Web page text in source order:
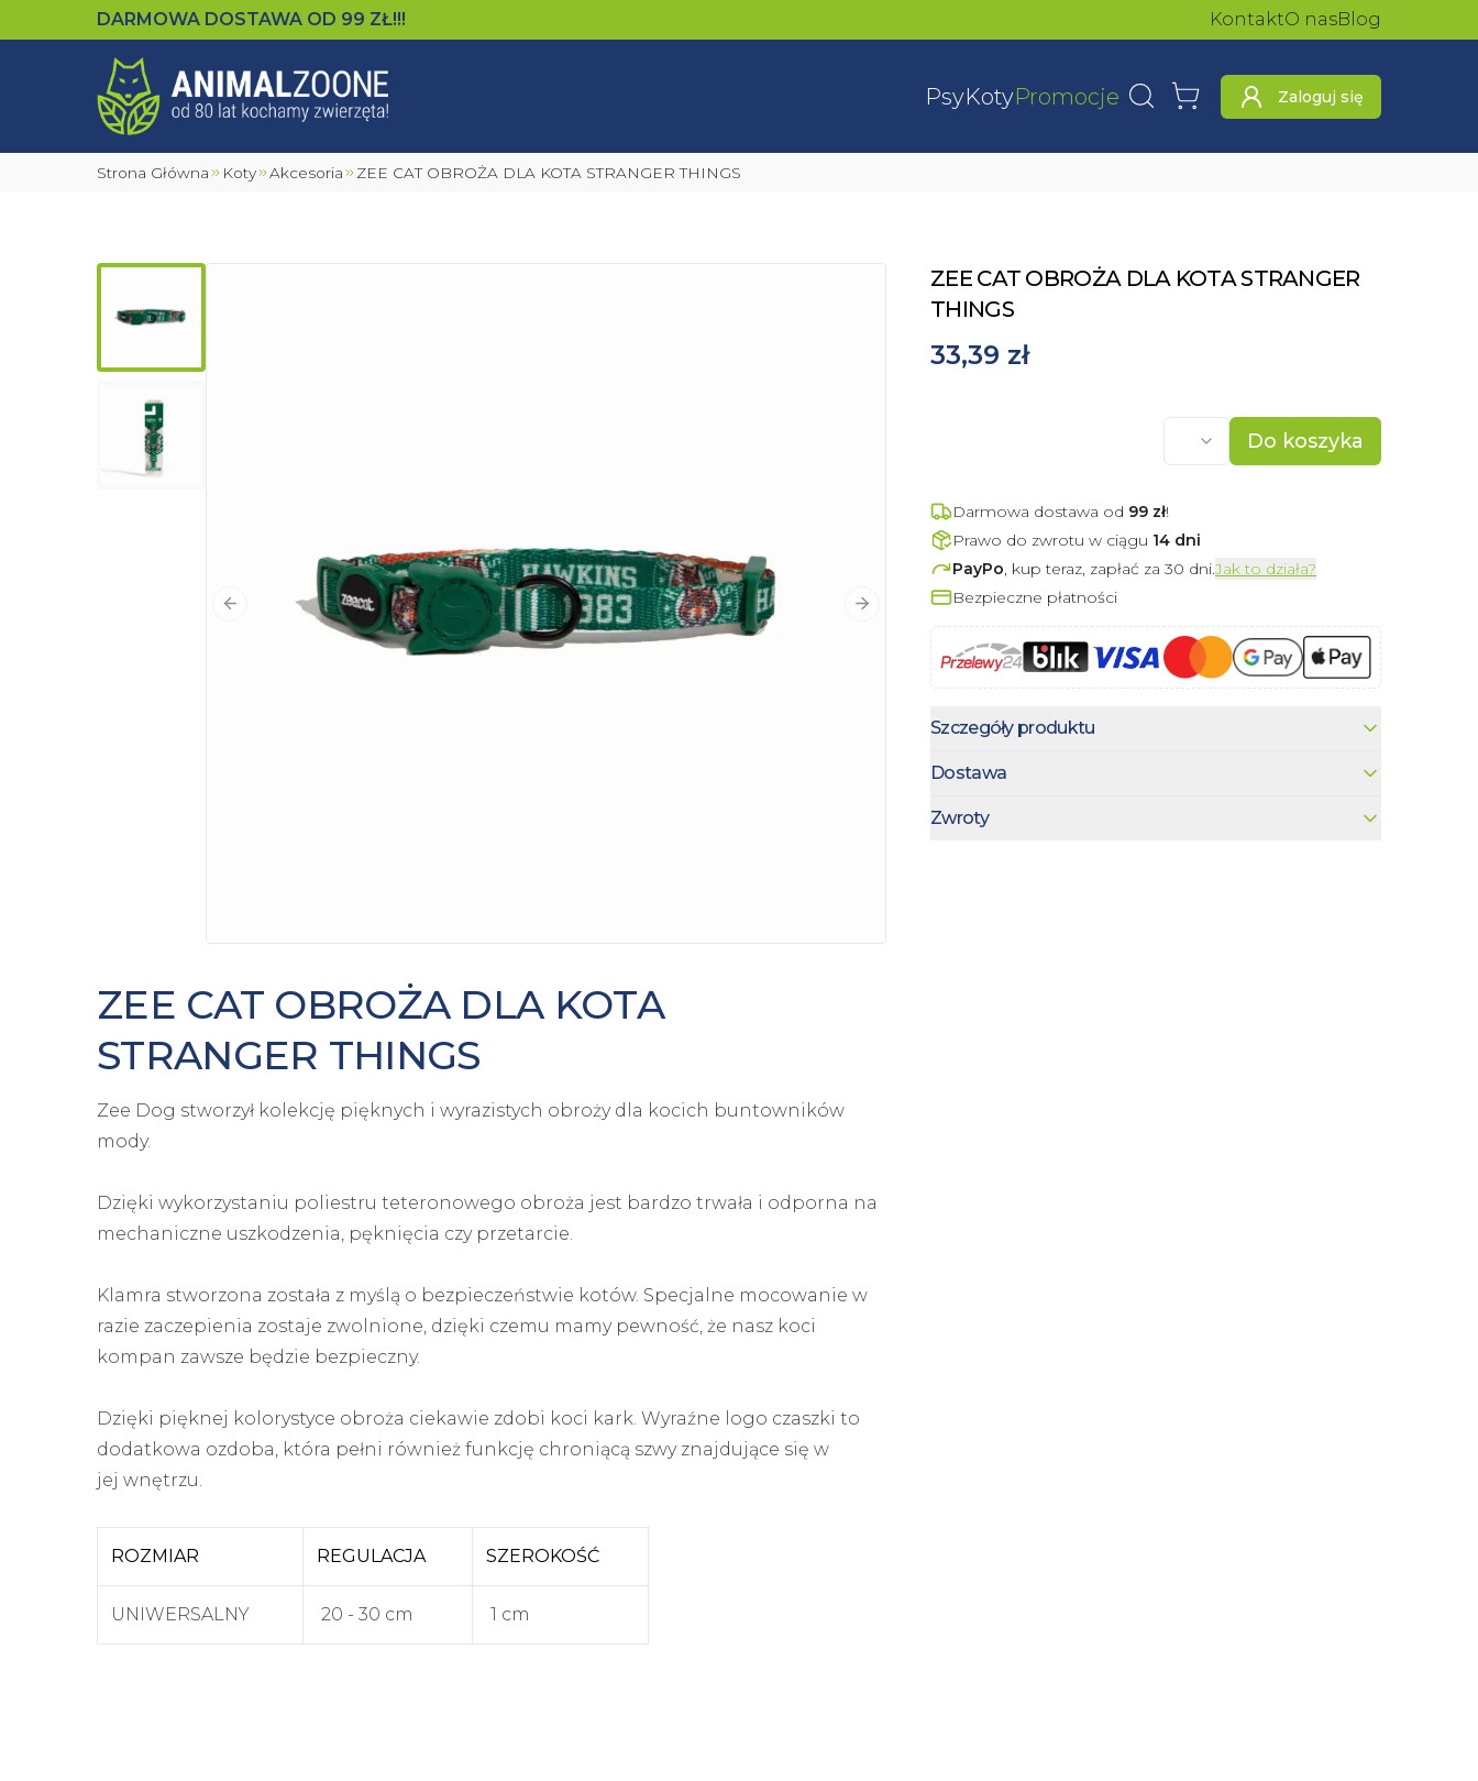
DARMOWA DOSTAWA OD 99 ZŁ!!! KontaktO nasBlog
PsyKotyPromocje WyszukajKoszyk Zaloguj się
Strona Główna Koty Akcesoria ZEE CAT OBROŻA DLA KOTA STRANGER THINGS
Poprzedni slajd Następny slajd
ZEE CAT OBROŻA DLA KOTA STRANGER
THINGS
33,39 zł
Do koszyka
Darmowa dostawa od 99 zł!
Prawo do zwrotu w ciągu 14 dni
PayPo, kup teraz, zapłać za 30 dni.Jak to działa?
Bezpieczne płatności
Szczegóły produktu
Dostawa
Zwroty
ZEE CAT OBROŻA DLA KOTA
STRANGER THINGS
Zee Dog stworzył kolekcję pięknych i wyrazistych obroży dla kocich buntowników
mody.
Dzięki wykorzystaniu poliestru teteronowego obroża jest bardzo trwała i odporna na
mechaniczne uszkodzenia, pęknięcia czy przetarcie.
Klamra stworzona została z myślą o bezpieczeństwie kotów. Specjalne mocowanie w
razie zaczepienia zostaje zwolnione, dzięki czemu mamy pewność, że nasz koci
kompan zawsze będzie bezpieczny.
Dzięki pięknej kolorystyce obroża ciekawie zdobi koci kark. Wyraźne logo czaszki to
dodatkowa ozdoba, która pełni również funkcję chroniącą szwy znajdujące się w
jej wnętrzu.
ROZMIAR REGULACJA SZEROKOŚĆ
UNIWERSALNY 20 - 30 cm 1 cm